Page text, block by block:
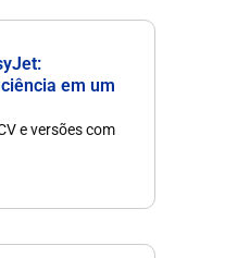
em um
e versões com